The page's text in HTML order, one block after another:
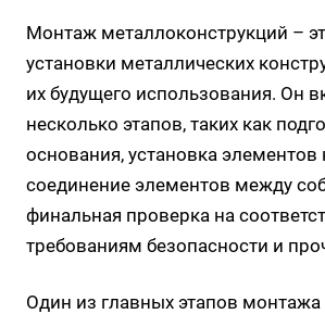
Монтаж металлоконструкций –
установки металлических
их будущего использования. Он
несколько этапов, таких как
основания, установка элементов
соединение элементов между
финальная проверка на
требованиям безопасности и
Один из главных этапов монтажа